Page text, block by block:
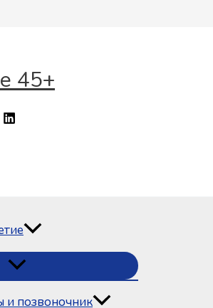
45+
и позвоночник